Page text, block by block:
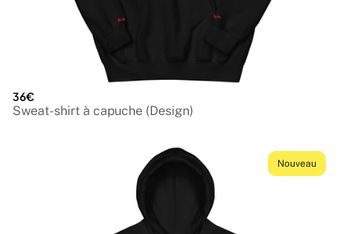
36€
Sweat-shirt à capuche (Design)
Nouveau